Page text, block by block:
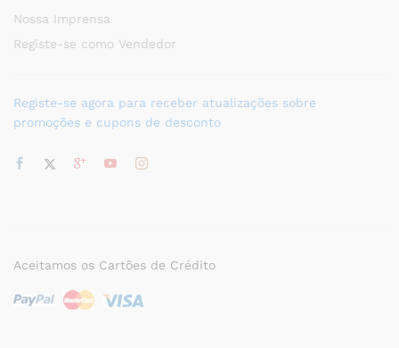
Nossa Imprensa
Registe-se como Vendedor
Registe-se agora para receber atualizações sobre
promoções e cupons de desconto
Aceitamos os Cartões de Crédito